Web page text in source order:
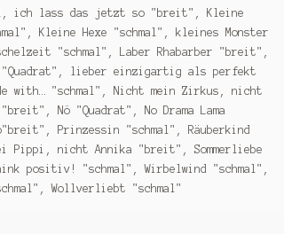
ich lass das jetzt so "breit", Kleine
Kleine Hexe "schmal", kleines Monster
"schmal", Laber Rhabarber "breit",
"Quadrat", lieber einzigartig als perfekt
with… "schmal", Nicht mein Zirkus, nicht
Nö "Quadrat", No Drama Lama
Prinzessin "schmal", Räuberkind
Pippi, nicht Annika "breit", Sommerliebe
positiv! "schmal", Wirbelwind "schmal",
Wollverliebt "schmal"